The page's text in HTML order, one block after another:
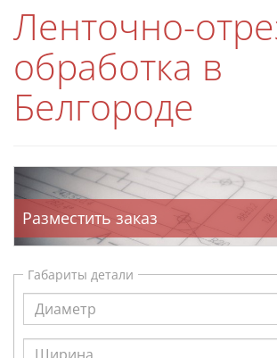
Ленточно-
обработка в
Белгороде
Разместить заказ
Габариты детали